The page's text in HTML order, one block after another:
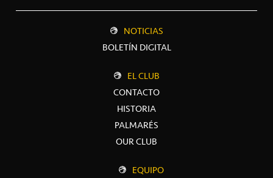
NOTICIAS
BOLETÍN DIGITAL
EL CLUB
CONTACTO
HISTORIA
PALMARÉS
OUR CLUB
EQUIPO